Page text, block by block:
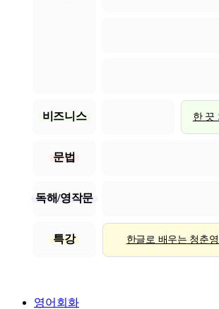
비즈니스 한 끗
문법
독해/영작문
특강 한글로 배우는 청춘영
영어회화